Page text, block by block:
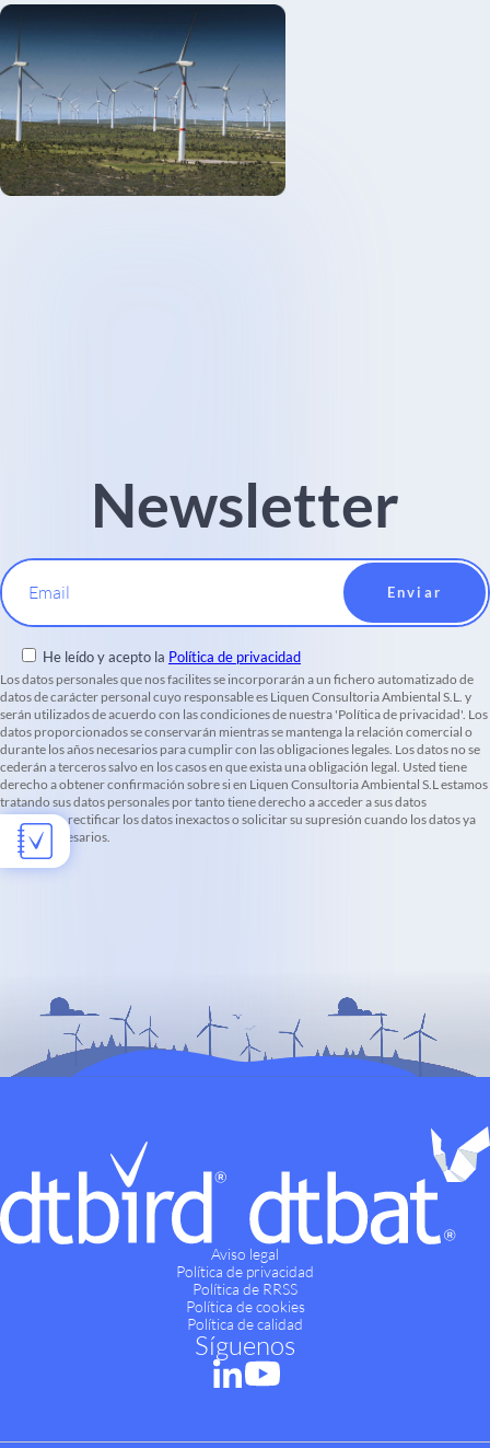
Newsletter
Email
He leído y acepto la Política de privacidad
Los datos personales que nos facilites se incorporarán a un fichero automatizado de
datos de carácter personal cuyo responsable es Liquen Consultoria Ambiental S.L. y
serán utilizados de acuerdo con las condiciones de nuestra 'Política de privacidad'. Los
datos proporcionados se conservarán mientras se mantenga la relación comercial o
durante los años necesarios para cumplir con las obligaciones legales. Los datos no se
cederán a terceros salvo en los casos en que exista una obligación legal. Usted tiene
derecho a obtener confirmación sobre si en Liquen Consultoria Ambiental S.L estamos
tratando sus datos personales por tanto tiene derecho a acceder a sus datos
personales, rectificar los datos inexactos o solicitar su supresión cuando los datos ya
no sean necesarios.
Aviso legal
Política de privacidad
Política de RRSS
Política de cookies
Política de calidad
Síguenos